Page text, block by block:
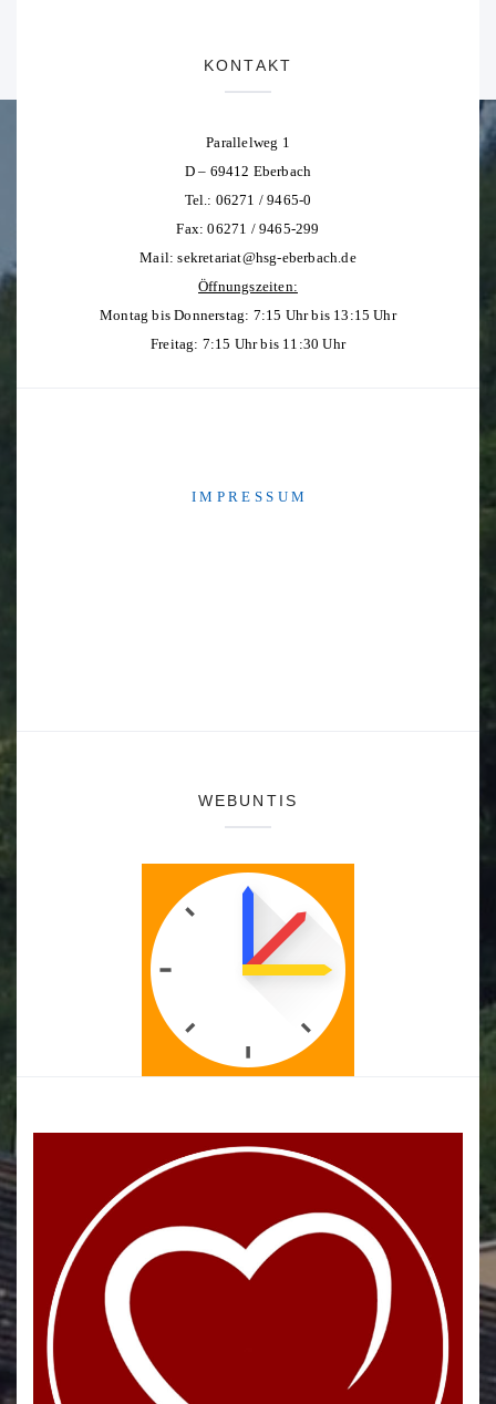
KONTAKT
Parallelweg 1
D – 69412 Eberbach
Tel.: 06271 / 9465-0
Fax: 06271 / 9465-299
Mail:sekretariat@hsg-eberbach.de
Öffnungszeiten:
Montag bis Donnerstag: 7:15 Uhr bis 13:15 Uhr
Freitag: 7:15 Uhr bis 11:30 Uhr
I M P R E S S U M
WEBUNTIS